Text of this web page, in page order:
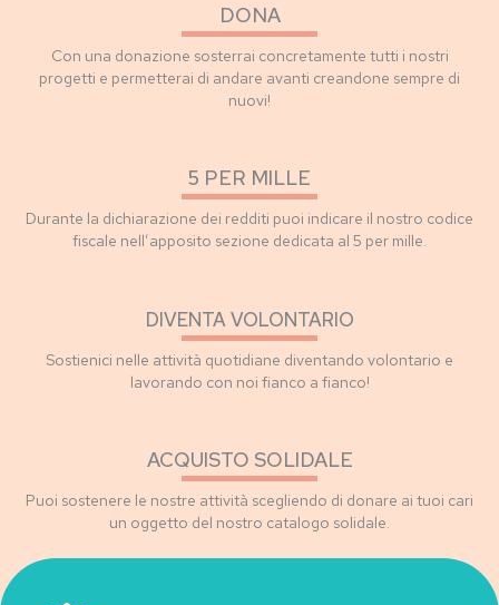
DONA
Con una donazione sosterrai concretamente tutti i nostri
progetti e permetterai di andare avanti creandone sempre di
nuovi!
5 PER MILLE
Durante la dichiarazione dei redditi puoi indicare il nostro codice
fiscale nell’apposito sezione dedicata al 5 per mille.
DIVENTA VOLONTARIO
Sostienici nelle attività quotidiane diventando volontario e
lavorando con noi fianco a fianco!
ACQUISTO SOLIDALE
Puoi sostenere le nostre attività scegliendo di donare ai tuoi cari
un oggetto del nostro catalogo solidale.